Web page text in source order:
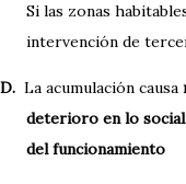
Si las zonas
intervención de
D. La acumulación causa
deterioro en lo
del funcionamiento